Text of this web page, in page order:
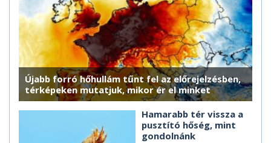
Újabb forró hőhullám tűnt fel az előrejelzésben,
térképeken mutatjuk, mikor ér el minket
Hamarabb tér vissza a
pusztító hőség, mint
gondolnánk